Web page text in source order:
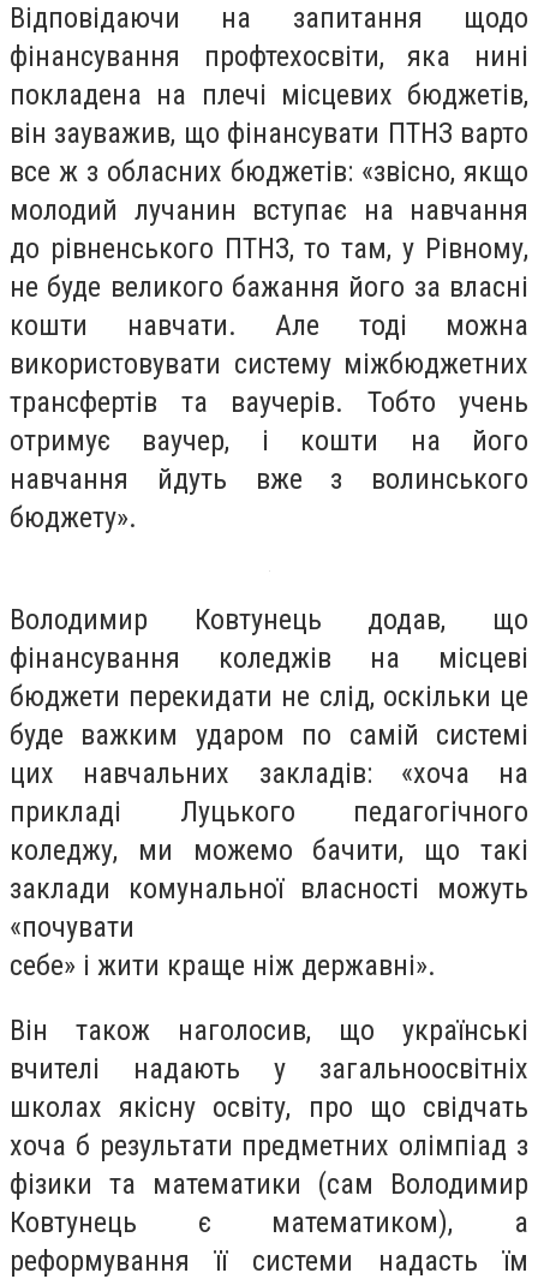
Відповідаючи на запитання щодо
фінансування профтехосвіти, яка нині
покладена на плечі місцевих бюджетів,
він зауважив, що фінансувати ПТНЗ варто
все ж з обласних бюджетів: «звісно, якщо
молодий лучанин вступає на навчання
до рівненського ПТНЗ, то там, у Рівному,
не буде великого бажання його за власні
кошти навчати. Але тоді можна
використовувати систему міжбюджетних
трансфертів та ваучерів. Тобто учень
отримує ваучер, і кошти на його
навчання йдуть вже з волинського
бюджету».
Володимир Ковтунець додав, що
фінансування коледжів на місцеві
бюджети перекидати не слід, оскільки це
буде важким ударом по самій системі
цих навчальних закладів: «хоча на
прикладі Луцького педагогічного
коледжу, ми можемо бачити, що такі
заклади комунальної власності можуть
«почувати
себе» і жити краще ніж державні».
Він також наголосив, що українські
вчителі надають у загальноосвітніх
школах якісну освіту, про що свідчать
хоча б результати предметних олімпіад з
фізики та математики (сам Володимир
Ковтунець є математиком), а
реформування її системи надасть їм